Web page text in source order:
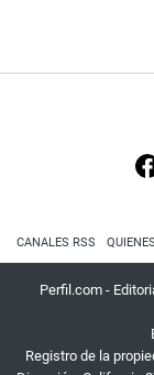
CANALES RSS
Perfil.com -
Registro de la